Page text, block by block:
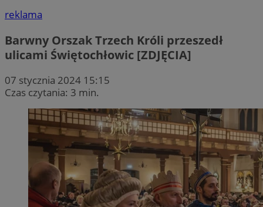
reklama
Barwny Orszak Trzech Króli przeszedł
ulicami Świętochłowic [ZDJĘCIA]
07 stycznia 2024 15:15
Czas czytania: 3 min.